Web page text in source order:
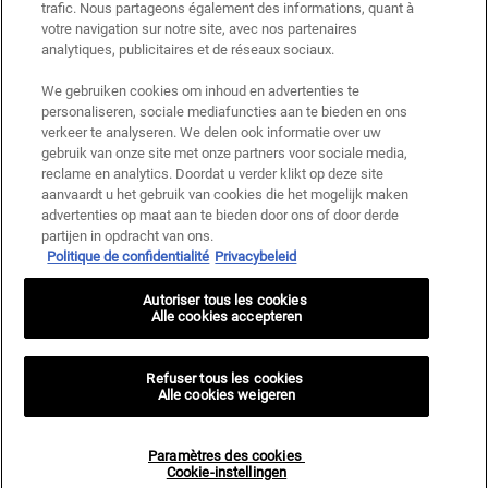
Deze site wordt beschermd door Cloudflare en het privacybeleid en de
gebruiksvoorwaarden zijn van toepassing.
AANMELDEN
Fabrikantinformatie
KIEHL'S
14, rue Royale - 75008 Paris France
kiehls@be.oaccare.com
AANKOOPOPTIE
© 2026 KIEHL’S SINCE 1851
Paramètres des cookies <br> Cookie-instellingen
trafic. Nous partageons également des informations, quant à
votre navigation sur notre site, avec nos partenaires
analytiques, publicitaires et de réseaux sociaux.
We gebruiken cookies om inhoud en advertenties te
personaliseren, sociale mediafuncties aan te bieden en ons
verkeer te analyseren. We delen ook informatie over uw
gebruik van onze site met onze partners voor sociale media,
reclame en analytics. Doordat u verder klikt op deze site
aanvaardt u het gebruik van cookies die het mogelijk maken
advertenties op maat aan te bieden door ons of door derde
partijen in opdracht van ons.
Politique de confidentialité Privacybeleid
Paramètres des cookies
Cookie-instellingen
Refuser tous les cookies
Alle cookies weigeren
Autoriser tous les cookies
Alle cookies accepteren